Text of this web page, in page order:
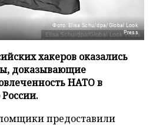
Фото: Elisa Schu/dpa/Global Look
Press
хакеров оказались
доказывающие
НАТО в
предоставили